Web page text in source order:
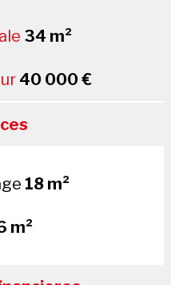
34 m²
40 000 €
18 m²
m²